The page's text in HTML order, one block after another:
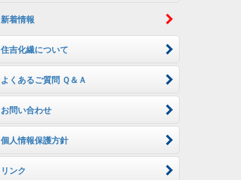
新着情報
住吉化繊について
よくあるご質問 Ｑ＆Ａ
お問い合わせ
個人情報保護方針
リンク